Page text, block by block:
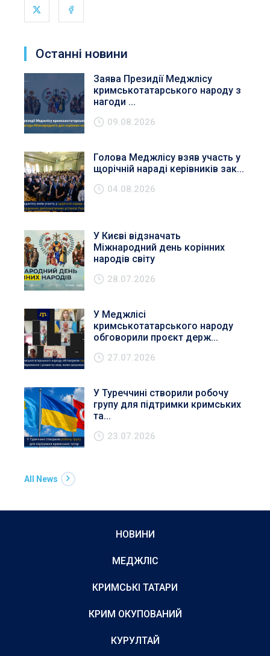
Останні новини
Заява Президії Меджлісу
кримськотатарського народу з
нагоди ...
09.08.2026
Голова Меджлісу взяв участь у
щорічній нараді керівників зак...
04.08.2026
У Києві відзначать
Міжнародний день корінних
народів світу
28.07.2026
У Меджлісі
кримськотатарського народу
обговорили проєкт держ...
27.07.2026
У Туреччині створили робочу
групу для підтримки кримських
та...
23.07.2026
All News
НОВИНИ
МЕДЖЛІС
КРИМСЬКІ ТАТАРИ
КРИМ ОКУПОВАНИЙ
КУРУЛТАЙ